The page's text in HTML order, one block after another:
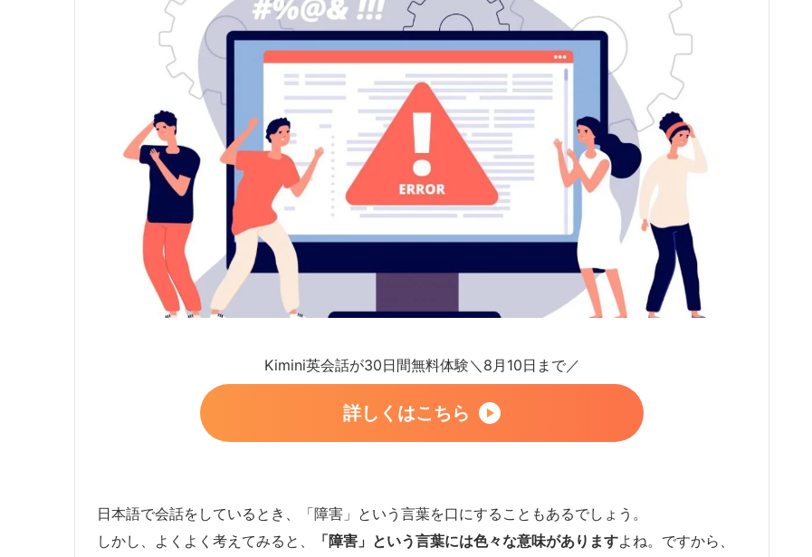
Kimini英会話が30日間無料体験＼8月10日まで／
詳しくはこちら
日本語で会話をしているとき、「障害」という言葉を口にすることもあるでしょう。
しかし、よくよく考えてみると、
「障害」という言葉には色々な意味がありますよね。ですから、